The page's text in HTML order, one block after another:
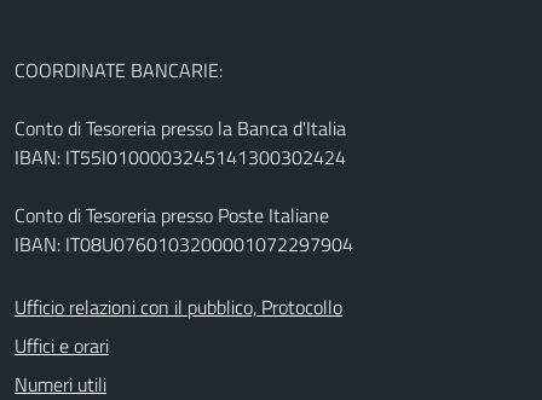
COORDINATE BANCARIE:
Conto di Tesoreria presso la Banca d'Italia
IBAN: IT55I0100003245141300302424
Conto di Tesoreria presso Poste Italiane
IBAN: IT08U0760103200001072297904
Ufficio relazioni con il pubblico, Protocollo
Uffici e orari
Numeri utili